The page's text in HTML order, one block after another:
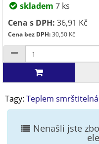
skladem 7 ks
Cena s DPH: 36,91 Kč
Cena bez DPH:30,50 Kč
Tagy: Teplem
Nenašli jste